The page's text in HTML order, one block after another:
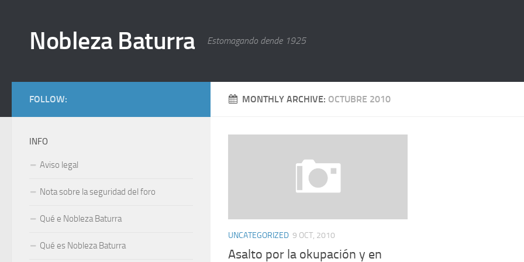
Nobleza Baturra Estomagando dende 1925
MONTHLY ARCHIVE: OCTUBRE 2010
UNCATEGORIZED 9 OCT, 2010
Asalto por la okupación y en
FOLLOW:
INFO
Aviso legal
Nota sobre la seguridad del foro
Qué e Nobleza Baturra
Qué es Nobleza Baturra